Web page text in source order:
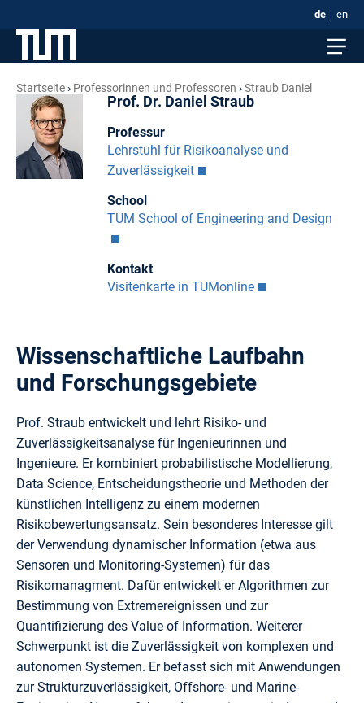
de en
Startseite Professorinnen und Professoren Straub Daniel
Prof. Dr. Daniel Straub
Professur
Lehrstuhl für Risikoanalyse und
Zuverlässigkeit
School
TUM School of Engineering and Design
Kontakt
Visitenkarte in TUMonline
Wissenschaftliche Laufbahn
und Forschungsgebiete
Prof. Straub entwickelt und lehrt Risiko- und
Zuverlässigkeitsanalyse für Ingenieurinnen und
Ingenieure. Er kombiniert probabilistische Modellierung,
Data Science, Entscheidungstheorie und Methoden der
künstlichen Intelligenz zu einem modernen
Risikobewertungsansatz. Sein besonderes Interesse gilt
der Verwendung dynamischer Information (etwa aus
Sensoren und Monitoring-Systemen) für das
Risikomanagment. Dafür entwickelt er Algorithmen zur
Bestimmung von Extremereignissen und zur
Quantifizierung des Value of Information. Weiterer
Schwerpunkt ist die Zuverlässigkeit von komplexen und
autonomen Systemen. Er befasst sich mit Anwendungen
zur Strukturzuverlässigkeit, Offshore- und Marine-